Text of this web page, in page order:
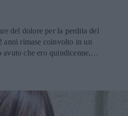
del dolore per la perdita del
anni rimase coinvolto in un
avuto che ero quindicenne,